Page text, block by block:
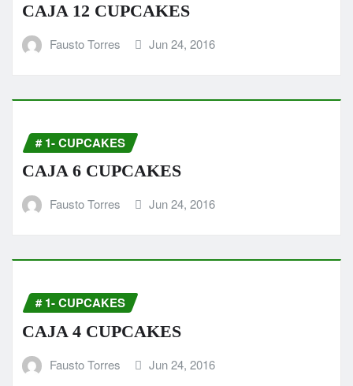
CAJA 12 CUPCAKES
Fausto Torres Jun 24, 2016
# 1- CUPCAKES
CAJA 6 CUPCAKES
Fausto Torres Jun 24, 2016
# 1- CUPCAKES
CAJA 4 CUPCAKES
Fausto Torres Jun 24, 2016